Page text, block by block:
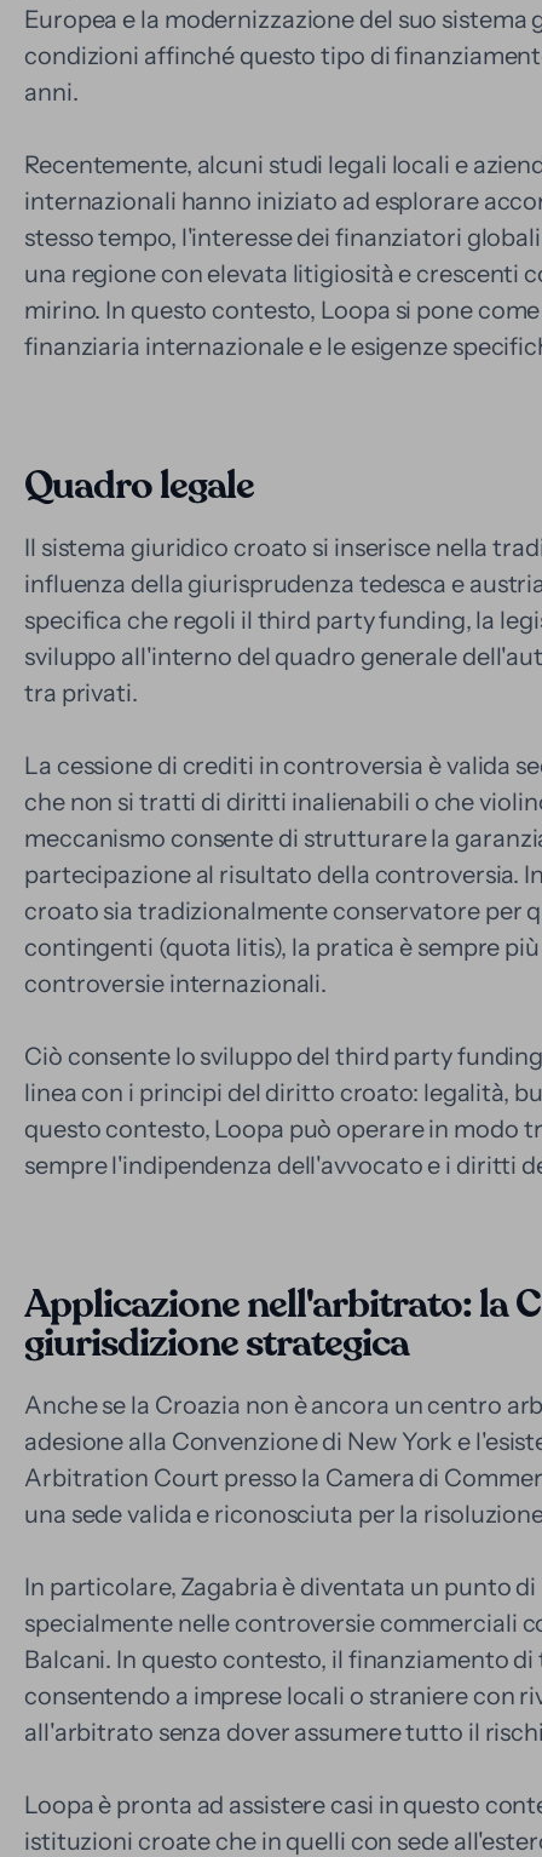
Europea e la modernizzazione del suo
condizioni affinché questo tipo di
anni.
Recentemente, alcuni studi legali locali e
internazionali hanno iniziato ad esplorare
stesso tempo, l'interesse dei finanziatori
una regione con elevata litigiosità e crescenti
mirino. In questo contesto, Loopa si pone
finanziaria internazionale e le esigenze
Quadro legale
Il sistema giuridico croato si inserisce nella
influenza della giurisprudenza tedesca e
specifica che regoli il third party funding, la
sviluppo all'interno del quadro generale
tra privati.
La cessione di crediti in controversia è valida
che non si tratti di diritti inalienabili o che
meccanismo consente di strutturare la
partecipazione al risultato della controversia.
croato sia tradizionalmente conservatore per
contingenti (quota litis), la pratica è sempre
controversie internazionali.
Ciò consente lo sviluppo del third party
linea con i principi del diritto croato: legalità,
questo contesto, Loopa può operare in modo
sempre l'indipendenza dell'avvocato e i diritti
Applicazione nell'arbitrato: la
giurisdizione strategica
Anche se la Croazia non è ancora un centro
adesione alla Convenzione di New York e
Arbitration Court presso la Camera di
una sede valida e riconosciuta per la
In particolare, Zagabria è diventata un punto
specialmente nelle controversie commerciali
Balcani. In questo contesto, il finanziamento
consentendo a imprese locali o straniere con
all'arbitrato senza dover assumere tutto il
Loopa è pronta ad assistere casi in questo
istituzioni croate che in quelli con sede